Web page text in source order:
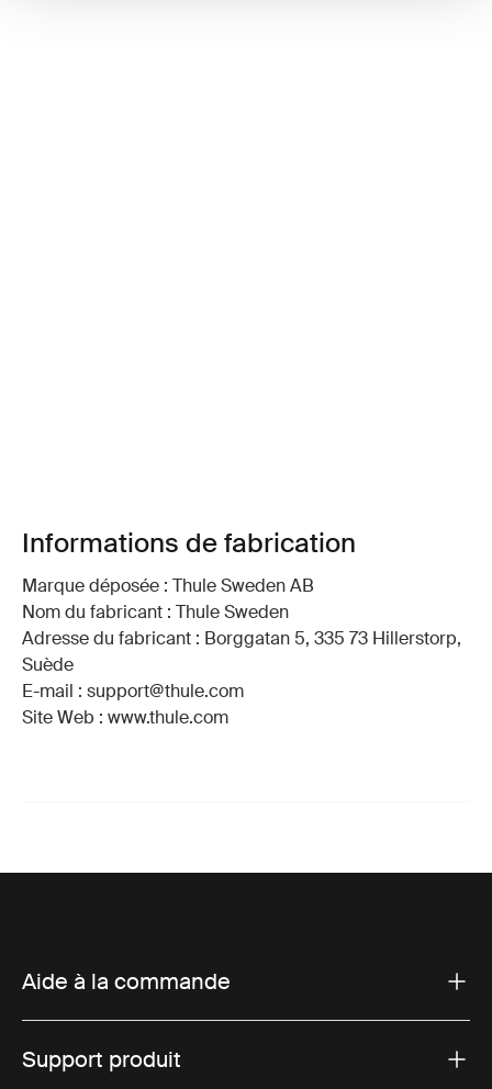
Informations de fabrication
Marque déposée : Thule Sweden AB
Nom du fabricant : Thule Sweden
Adresse du fabricant : Borggatan 5, 335 73 Hillerstorp,
Suède
E-mail : support@thule.com
Site Web : www.thule.com
Aide à la commande
Support produit